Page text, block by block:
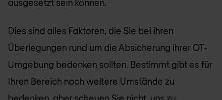
ausgesetzt sein können.
Dies sind alles Faktoren, die Sie bei ihren
Überlegungen rund um die Absicherung ihrer OT-
Umgebung bedenken sollten. Bestimmt gibt es für
Ihren Bereich noch weitere Umstände zu